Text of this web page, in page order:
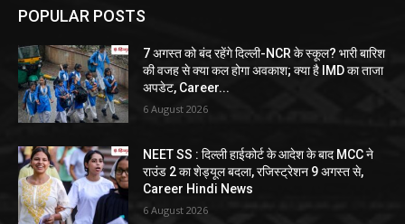
POPULAR POSTS
7 अगस्त को बंद रहेंगे दिल्ली-NCR के स्कूल? भारी बारिश
की वजह से क्या कल होगा अवकाश; क्या है IMD का ताजा
अपडेट, Career...
6 August 2026
NEET SS : दिल्ली हाईकोर्ट के आदेश के बाद MCC ने
राउंड 2 का शेड्यूल बदला, रजिस्ट्रेशन 9 अगस्त से,
Career Hindi News
6 August 2026